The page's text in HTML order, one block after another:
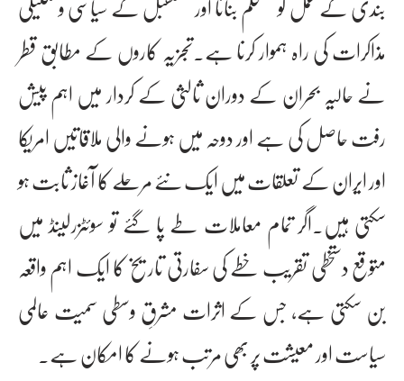
مذاکرات کی راہ ہموار کرنا ہے۔تجزیہ کاروں کے مطابق قطر
نے حالیہ بحران کے دوران ثالثی کے کردار میں اہم پیش
رفت حاصل کی ہے اور دوحہ میں ہونے والی ملاقاتیں امریکا
اور ایران کے تعلقات میں ایک نئے مرحلے کا آغاز ثابت ہو
سکتی ہیں۔اگر تمام معاملات طے پا گئے تو سوئٹزرلینڈ میں
متوقع دستخطی تقریب خطے کی سفارتی تاریخ کا ایک اہم واقعہ
بن سکتی ہے، جس کے اثرات مشرقِ وسطی سمیت عالمی
سیاست اور معیشت پر بھی مرتب ہونے کا امکان ہے۔